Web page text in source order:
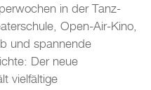
in der Tanz-
Open-Air-Kino,
und spannende
Der neue
vielfältige